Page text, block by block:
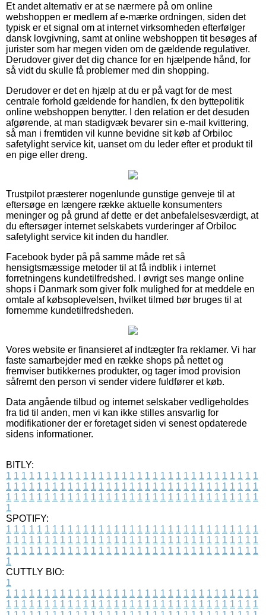
Et andet alternativ er at se nærmere på om online
webshoppen er medlem af e-mærke ordningen, siden det
typisk er et signal om at internet virksomheden efterfølger
dansk lovgivning, samt at online webshoppen tit besøges af
jurister som har megen viden om de gældende regulativer.
Derudover giver det dig chance for en hjælpende hånd, for
så vidt du skulle få problemer med din shopping.
Derudover er det en hjælp at du er på vagt for de mest
centrale forhold gældende for handlen, fx den byttepolitik
online webshoppen benytter. I den relation er det desuden
afgørende, at man stadigvæk bevarer sin e-mail kvittering,
så man i fremtiden vil kunne bevidne sit køb af Orbiloc
safetylight service kit, uanset om du leder efter et produkt til
en pige eller dreng.
Trustpilot præsterer nogenlunde gunstige genveje til at
eftersøge en længere række aktuelle konsumenters
meninger og på grund af dette er det anbefalelsesværdigt, at
du eftersøger internet selskabets vurderinger af Orbiloc
safetylight service kit inden du handler.
Facebook byder på på samme måde ret så
hensigtsmæssige metoder til at få indblik i internet
forretningens kundetilfredshed. I øvrigt ses mange online
shops i Danmark som giver folk mulighed for at meddele en
omtale af købsoplevelsen, hvilket tilmed bør bruges til at
fornemme kundetilfredsheden.
Vores website er finansieret af indtægter fra reklamer. Vi har
faste samarbejder med en række shops på nettet og
fremviser butikkernes produkter, og tager imod provision
såfremt den person vi sender videre fuldfører et køb.
Data angående tilbud og internet selskaber vedligeholdes
fra tid til anden, men vi kan ikke stilles ansvarlig for
modifikationer der er foretaget siden vi senest opdaterede
sidens informationer.
BITLY:
1 1 1 1 1 1 1 1 1 1 1 1 1 1 1 1 1 1 1 1 1 1 1 1 1 1 1 1 1 1 1 1 1
1 1 1 1 1 1 1 1 1 1 1 1 1 1 1 1 1 1 1 1 1 1 1 1 1 1 1 1 1 1 1 1 1
1 1 1 1 1 1 1 1 1 1 1 1 1 1 1 1 1 1 1 1 1 1 1 1 1 1 1 1 1 1 1 1 1
1
SPOTIFY:
1 1 1 1 1 1 1 1 1 1 1 1 1 1 1 1 1 1 1 1 1 1 1 1 1 1 1 1 1 1 1 1 1
1 1 1 1 1 1 1 1 1 1 1 1 1 1 1 1 1 1 1 1 1 1 1 1 1 1 1 1 1 1 1 1 1
1 1 1 1 1 1 1 1 1 1 1 1 1 1 1 1 1 1 1 1 1 1 1 1 1 1 1 1 1 1 1 1 1
1
CUTTLY BIO:
1
1 1 1 1 1 1 1 1 1 1 1 1 1 1 1 1 1 1 1 1 1 1 1 1 1 1 1 1 1 1 1 1 1
1 1 1 1 1 1 1 1 1 1 1 1 1 1 1 1 1 1 1 1 1 1 1 1 1 1 1 1 1 1 1 1 1